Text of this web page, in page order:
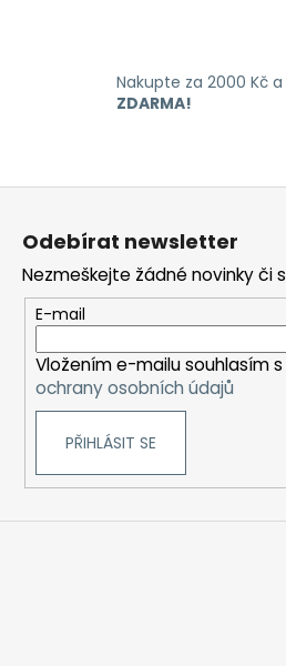
k
p
Nakupte za 2000 Kč
ZDARMA!
Odebírat newsletter
Nezmeškejte žádné novinky či
E-mail
Vložením e-mailu souhlasím s
ochrany osobních údajů
PŘIHLÁSIT SE